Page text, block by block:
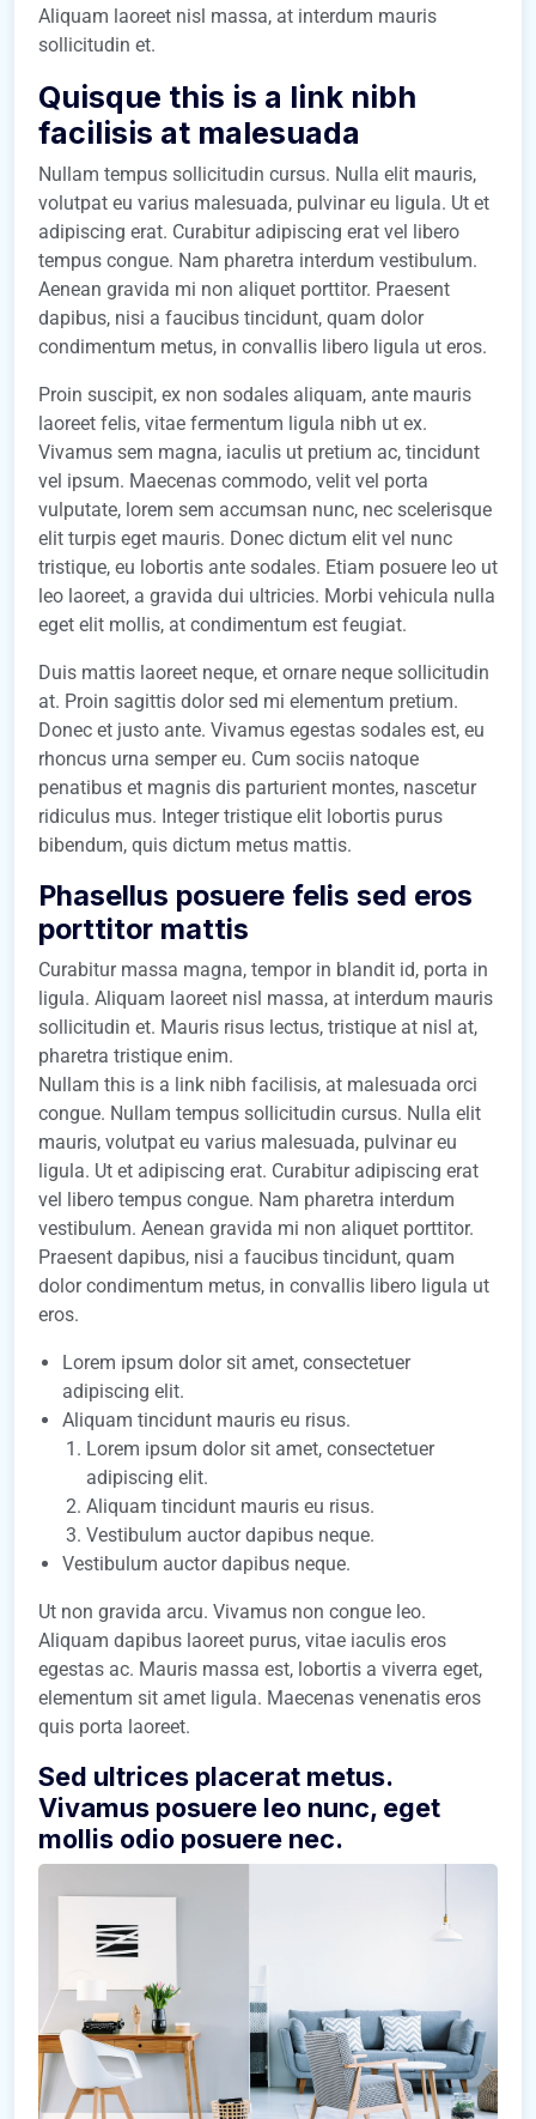
Aliquam laoreet nisl massa, at interdum mauris
sollicitudin et.
Quisque this is a link nibh
facilisis at malesuada
Nullam tempus sollicitudin cursus. Nulla elit mauris,
volutpat eu varius malesuada, pulvinar eu ligula. Ut et
adipiscing erat. Curabitur adipiscing erat vel libero
tempus congue. Nam pharetra interdum vestibulum.
Aenean gravida mi non aliquet porttitor. Praesent
dapibus, nisi a faucibus tincidunt, quam dolor
condimentum metus, in convallis libero ligula ut eros.
Proin suscipit, ex non sodales aliquam, ante mauris
laoreet felis, vitae fermentum ligula nibh ut ex.
Vivamus sem magna, iaculis ut pretium ac, tincidunt
vel ipsum. Maecenas commodo, velit vel porta
vulputate, lorem sem accumsan nunc, nec scelerisque
elit turpis eget mauris. Donec dictum elit vel nunc
tristique, eu lobortis ante sodales. Etiam posuere leo ut
leo laoreet, a gravida dui ultricies. Morbi vehicula nulla
eget elit mollis, at condimentum est feugiat.
Duis mattis laoreet neque, et ornare neque sollicitudin
at. Proin sagittis dolor sed mi elementum pretium.
Donec et justo ante. Vivamus egestas sodales est, eu
rhoncus urna semper eu. Cum sociis natoque
penatibus et magnis dis parturient montes, nascetur
ridiculus mus. Integer tristique elit lobortis purus
bibendum, quis dictum metus mattis.
Phasellus posuere felis sed eros
porttitor mattis
Curabitur massa magna, tempor in blandit id, porta in
ligula. Aliquam laoreet nisl massa, at interdum mauris
sollicitudin et. Mauris risus lectus, tristique at nisl at,
pharetra tristique enim.
Nullam this is a link nibh facilisis, at malesuada orci
congue. Nullam tempus sollicitudin cursus. Nulla elit
mauris, volutpat eu varius malesuada, pulvinar eu
ligula. Ut et adipiscing erat. Curabitur adipiscing erat
vel libero tempus congue. Nam pharetra interdum
vestibulum. Aenean gravida mi non aliquet porttitor.
Praesent dapibus, nisi a faucibus tincidunt, quam
dolor condimentum metus, in convallis libero ligula ut
eros.
Lorem ipsum dolor sit amet, consectetuer
adipiscing elit.
Aliquam tincidunt mauris eu risus.
Lorem ipsum dolor sit amet, consectetuer
adipiscing elit.
Aliquam tincidunt mauris eu risus.
Vestibulum auctor dapibus neque.
Vestibulum auctor dapibus neque.
Ut non gravida arcu. Vivamus non congue leo.
Aliquam dapibus laoreet purus, vitae iaculis eros
egestas ac. Mauris massa est, lobortis a viverra eget,
elementum sit amet ligula. Maecenas venenatis eros
quis porta laoreet.
Sed ultrices placerat metus.
Vivamus posuere leo nunc, eget
mollis odio posuere nec.